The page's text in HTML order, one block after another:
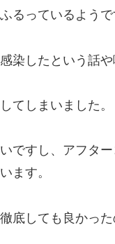
るっているようで
染したという話や
てしまいました。
ですし、アフタ
ます。
底しても良かった